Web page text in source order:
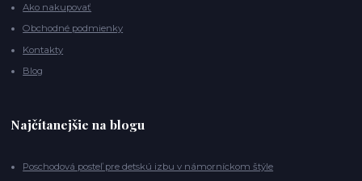
Ako nakupovať
Obchodné podmienky
Kontakty
Blog
Najčítanejšie na blogu
Poschodová posteľ pre detskú izbu v námorníckom štýle